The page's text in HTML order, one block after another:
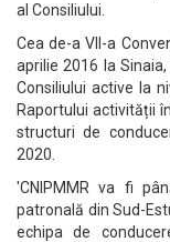
al Consiliului.
Cea de-a VII-a
aprilie 2016 la
Consiliului active la
Raportului activității
structuri de
2020.
'CNIPMMR va fi
patronală din Sud-
echipa de